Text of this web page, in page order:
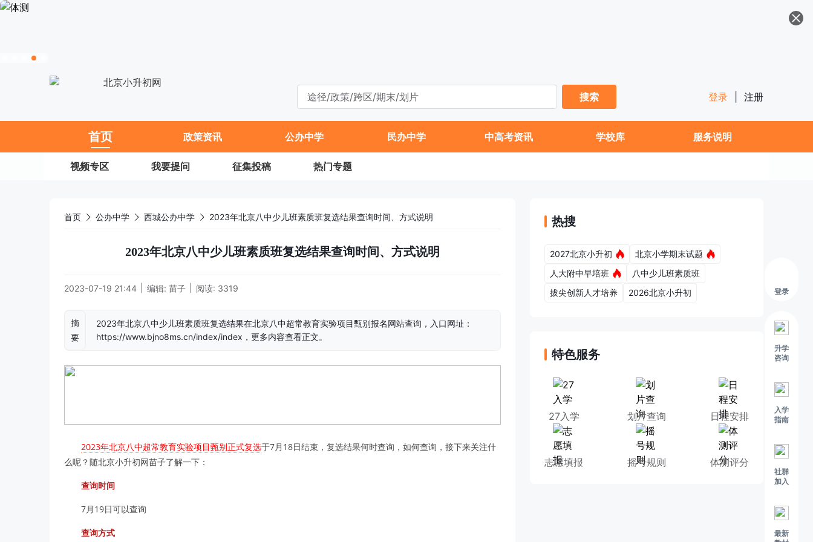
登录
升学
咨询
入学
指南
社群
加入
最新
搜索
登录 注册
首页 政策资讯 公办中学 民办中学 中高考资讯 学校库 服务说明
视频专区 我要提问 征集投稿 热门专题
首页 公办中学 西城公办中学 2023年北京八中少儿班素质班复选结果查询时间、方式说明
2023年北京八中少儿班素质班复选结果查询时间、方式说明
2023-07-19 21:44 编辑: 苗子 阅读: 3319
摘
要
2023年北京八中少儿班素质班复选结果在北京八中超常教育实验项目甄别报名网站查询，入口网址：
https://www.bjno8ms.cn/index/index，更多内容查看正文。
2023年北京八中超常教育实验项目甄别正式复选于7月18日结束，复选结果何时查询，如何查询，接下来关注什
么呢？随北京小升初网苗子了解一下：
查询时间
7月19日可以查询
查询方式
热搜
2027北京小升初
北京小学期末试题
人大附中早培班
八中少儿班素质班
拔尖创新人才培养
2026北京小升初
特色服务
27入学 划片查询 日程安排
志愿填报 摇号规则 体测评分